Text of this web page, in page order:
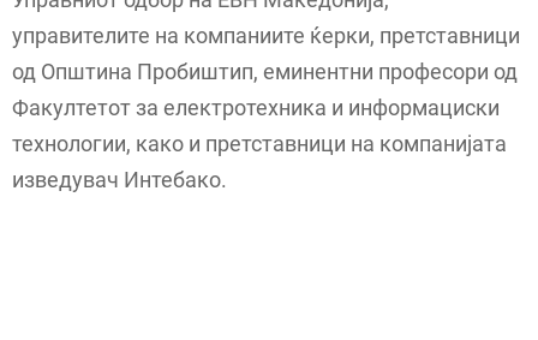
управителите на компаниите ќерки, претставници
од Општина Пробиштип, еминентни професори од
Факултетот за електротехника и информациски
технологии, како и претставници на компанијата
изведувач Интебако.